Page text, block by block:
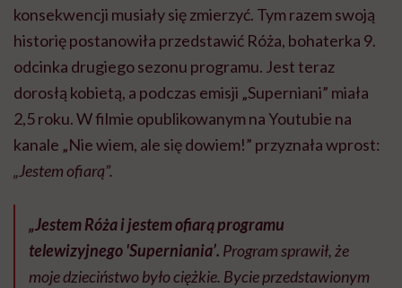
konsekwencji musiały się zmierzyć. Tym razem swoją
historię postanowiła przedstawić Róża, bohaterka 9.
odcinka drugiego sezonu programu. Jest teraz
dorosłą kobietą, a podczas emisji „Superniani” miała
2,5 roku. W filmie opublikowanym na Youtubie na
kanale „Nie wiem, ale się dowiem!” przyznała wprost:
„Jestem ofiarą”.
„Jestem Róża i jestem ofiarą programu
telewizyjnego 'Superniania’. Program sprawił, że
moje dzieciństwo było ciężkie. Bycie przedstawionym